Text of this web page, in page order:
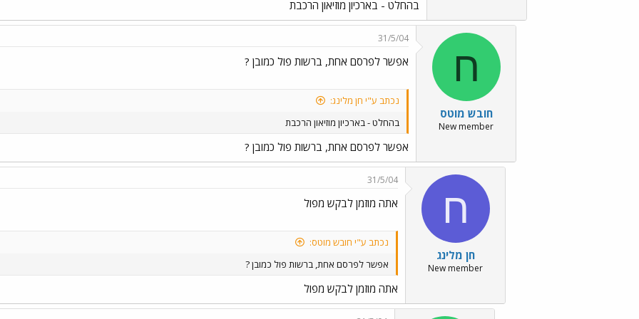
בהחלט - בארכיון מוזיאון הרכבת
ח
חובש מוטס
New member
31/5/04
אפשר לפרסם אחת, ברשות פול כמובן ?
נכתב ע"י חן מלינג:
בהחלט - בארכיון מוזיאון הרכבת
אפשר לפרסם אחת, ברשות פול כמובן ?
ח
חן מלינג
New member
31/5/04
אתה מוזמן לבקש מפול
נכתב ע"י חובש מוטס:
אפשר לפרסם אחת, ברשות פול כמובן ?
אתה מוזמן לבקש מפול